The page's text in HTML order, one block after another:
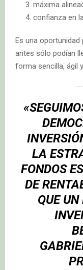
máxima
confianza en
Es una oportunidad
antes sólo podían
forma sencilla, ágil
LA
FONDOS
DE
QUE